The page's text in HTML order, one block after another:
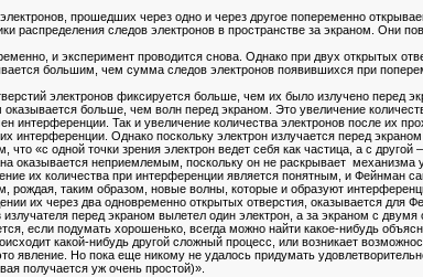
прошедших через одно и через другое попеременно
распределения следов электронов в пространстве за экраном. Они
и эксперимент проводится снова. Однако при двух открытых
большим, чем сумма следов электронов появившихся при
электронов фиксируется больше, чем их было излучено перед
больше, чем волн перед экраном. Это увеличение
интерференции. Так и увеличение количества электронов после их
интерференции. Однако поскольку электрон излучается перед
что «с одной точки зрения электрон ведет себя как частица, а с
оказывается неприемлемым, поскольку он не раскрывает механизма
их количества при интерференции является понятным, и Фейнман
рождая, таким образом, новые волны, которые и образуют
их через два одновременно открытых отверстия, оказывается
перед экраном вылетел один электрон, а за экраном с
если подумать хорошенько, всегда можно найти какое-нибудь
какой-нибудь другой сложный процесс, или возникает
явление. Но пока еще никому не удалось придумать
получается уж очень простой)».